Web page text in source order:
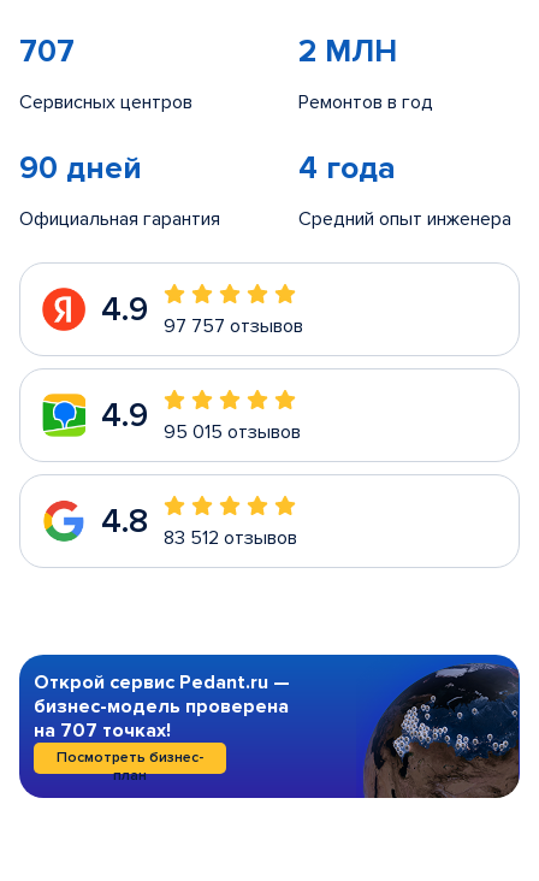
707
Сервисных центров
2 МЛН
Ремонтов в год
90 дней
Официальная гарантия
4 года
Средний опыт инженера
4.9 97 757 отзывов
4.9 95 015 отзывов
4.8 83 512 отзывов
Открой сервис Pedant.ru —
бизнес-модель проверена
на 707 точках!
Посмотреть бизнес-
план